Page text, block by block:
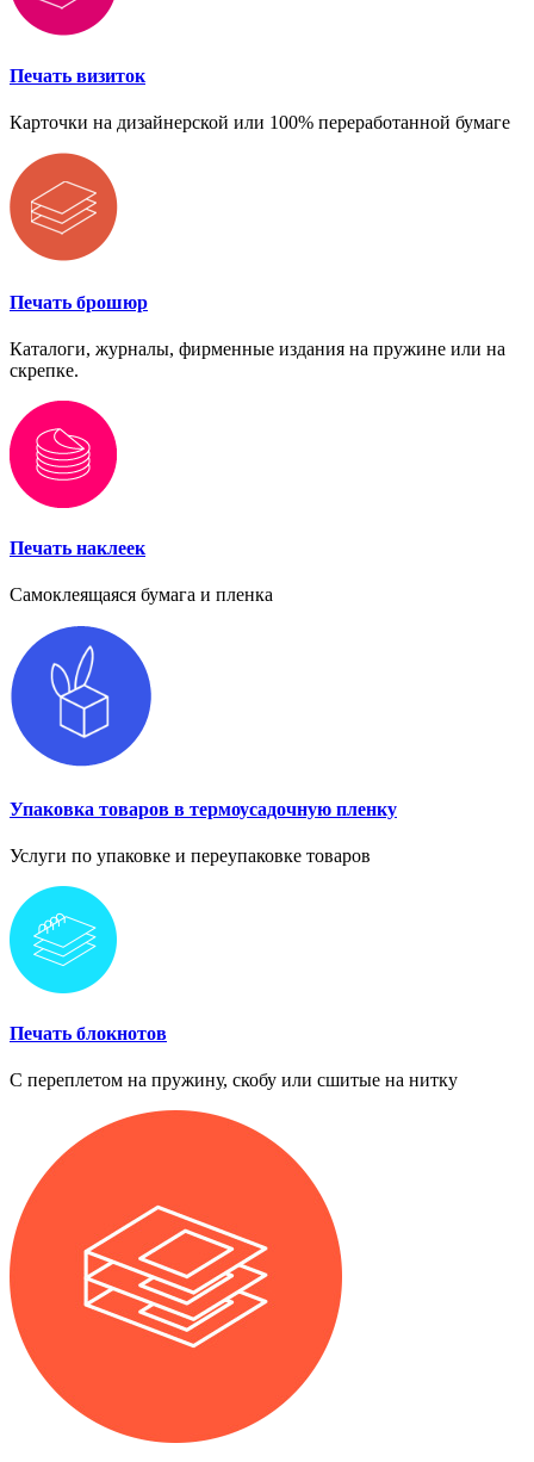
Печать визиток
Карточки на дизайнерской или 100% переработанной бумаге
Печать брошюр
Каталоги, журналы, фирменные издания на пружине или на
скрепке.
Печать наклеек
Самоклеящаяся бумага и пленка
Упаковка товаров в термоусадочную пленку
Услуги по упаковке и переупаковке товаров
Печать блокнотов
С переплетом на пружину, скобу или сшитые на нитку